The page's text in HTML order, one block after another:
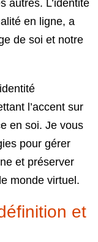
autres. L’identité
en ligne, a
de soi et notre
l’accent sur
en soi. Je vous
pour gérer
et préserver
monde virtuel.
et